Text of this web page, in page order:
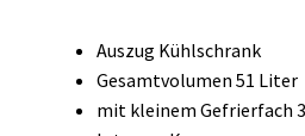
Eiswürfelbereiter
Kühlkassetten
Auszug Kühlschrank
Gesamtvolumen 51 Liter
mit kleinem Gefrierfach